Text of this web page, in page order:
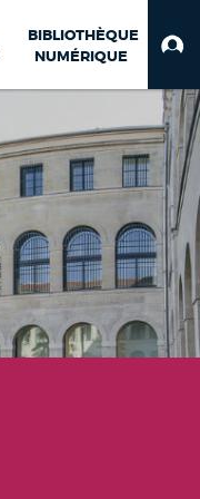
BIBLIOTHÈQUE
NUMÉRIQUE